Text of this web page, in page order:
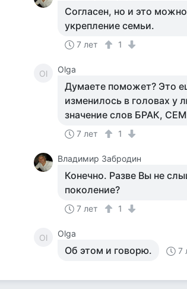
Согласен, но и это
укрепление семьи.
7 лет 1
Ol Olga
Думаете поможет? Это
изменилось в головах у
значение слов БРАК,
7 лет 1
Владимир Забродин
Конечно. Разве Вы не
поколение?
7 лет 1
Ol Olga
Об этом и говорю. 7